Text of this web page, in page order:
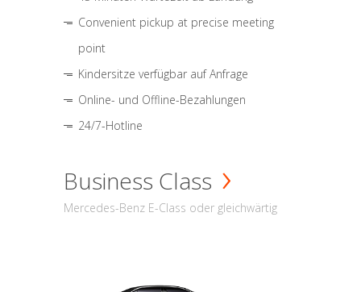
Convenient pickup at precise meeting
point
Kindersitze verfügbar auf Anfrage
Online- und Offline-Bezahlungen
24/7-Hotline
Business Class
Mercedes-Benz E-Class oder gleichwärtig